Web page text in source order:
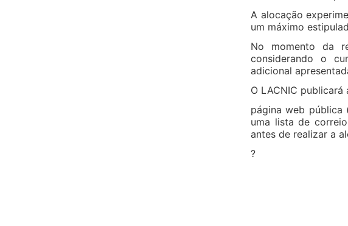
A alocação
um máximo
No momento da
considerando o
adicional
O LACNIC
página web pública
uma lista de
antes de realizar a
?